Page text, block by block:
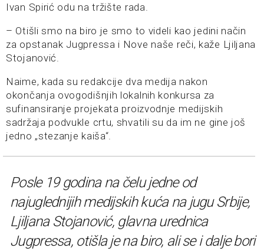
Ivan Spirić odu na tržište rada.
– Otišli smo na biro je smo to videli kao jedini način
za opstanak Jugpressa i Nove naše reči, kaže Ljiljana
Stojanović.
Naime, kada su redakcije dva medija nakon
okončanja ovogodišnjih lokalnih konkursa za
sufinansiranje projekata proizvodnje medijskih
sadržaja podvukle crtu, shvatili su da im ne gine još
jedno „stezanje kaiša“.
Posle 19 godina na čelu jedne od
najuglednijih medijskih kuća na jugu Srbije,
Ljiljana Stojanović, glavna urednica
Jugpressa, otišla je na biro, ali se i dalje bori